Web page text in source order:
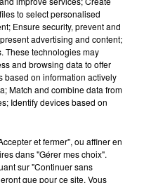
to select personalised
Ensure security, prevent and
advertising and content;
These technologies may
and browsing data to offer
based on information actively
Match and combine data from
Identify devices based on
et fermer", ou affiner en
dans "Gérer mes choix".
sur "Continuer sans
que pour ce site. Vous